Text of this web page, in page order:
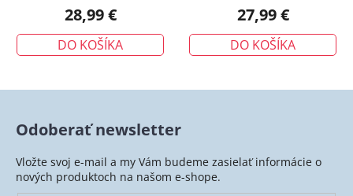
28,99 €
DO KOŠÍKA
27,99 €
DO KOŠÍKA
Odoberať newsletter
Vložte svoj e-mail a my Vám budeme zasielať informácie o
nových produktoch na našom e-shope.